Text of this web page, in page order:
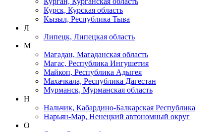
Курск, Курская область
Кызыл, Республика Тыва
Л
Липецк, Липецкая область
М
Магадан, Магаданская область
Магас, Республика Ингушетия
Майкоп, Республика Адыгея
Махачкала, Республика Дагестан
Мурманск, Мурманская область
Н
Нальчик, Кабардино-Балкарская Республика
Нарьян-Мар, Ненецкий автономный округ
О